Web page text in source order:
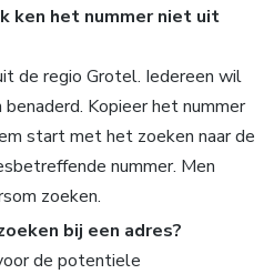
ken het nummer niet uit
de regio Grotel. Iedereen wil
Kopieer het nummer
start met het zoeken naar de
nummer. Men
zoeken.
bij een adres?
de potentiele